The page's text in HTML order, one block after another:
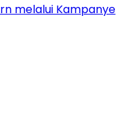
melalui Kampanye